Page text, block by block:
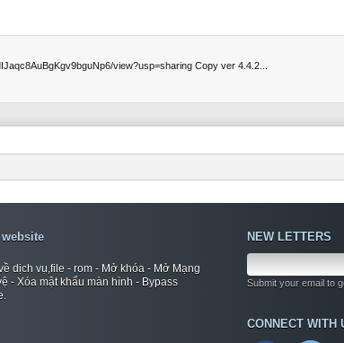
view?usp=sharing Copy ver 4.4.2...
dịch vụ,file - rom - Mở khóa - Mở Mạng
- Xóa mật khẩu màn hình - Bypass
NEW LETTERS
Submit your email to
CONNECT WITH